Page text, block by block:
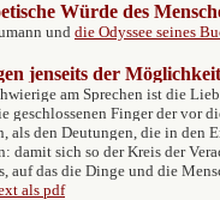
Würde des
unddie Odyssee seines
jenseits der Möglichkeit
am Sprechen ist die
geschlossenen Finger der vor
als den Deutungen, die in den
damit sich so der Kreis der
auf das die Dinge und die
als pdf